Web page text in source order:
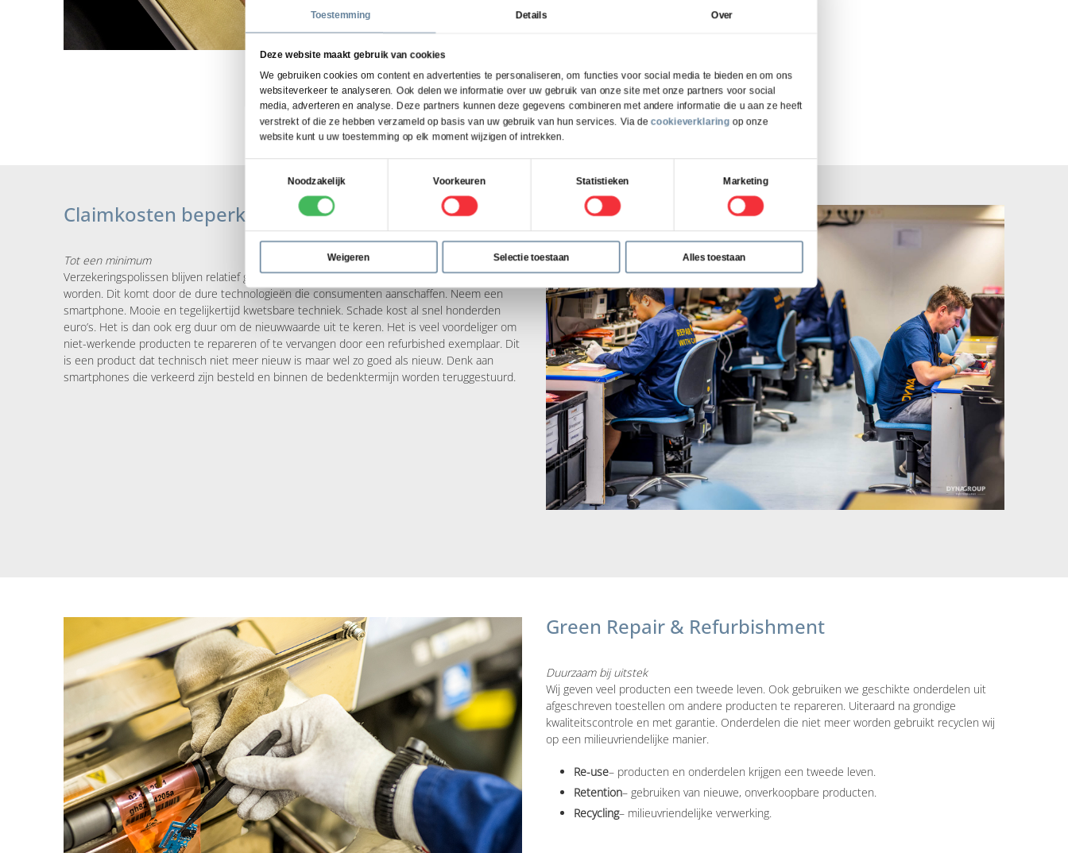
Toestemming Details Over
Deze website maakt gebruik van cookies
We gebruiken cookies om content en advertenties te personaliseren, om functies voor social media te bieden en om ons
websiteverkeer te analyseren. Ook delen we informatie over uw gebruik van onze site met onze partners voor social
media, adverteren en analyse. Deze partners kunnen deze gegevens combineren met andere informatie die u aan ze heeft
verstrekt of die ze hebben verzameld op basis van uw gebruik van hun services. Via decookieverklaring op onze
website kunt u uw toestemming op elk moment wijzigen of intrekken.
Noodzakelijk Voorkeuren Statistieken Marketing
Weigeren Selectie toestaan Alles toestaan
Keukenapparatuur
Koffiemachines
Elektrische fietsen en steps
Claimkosten beperken
Tot een minimum
Verzekeringspolissen blijven relatief goedkoop terwijl de schadeclaims steeds hoger
worden. Dit komt door de dure technologieën die consumenten aanschaffen. Neem een
smartphone. Mooie en tegelijkertijd kwetsbare techniek. Schade kost al snel honderden
euro’s. Het is dan ook erg duur om de nieuwwaarde uit te keren. Het is veel voordeliger om
niet-werkende producten te repareren of te vervangen door een refurbished exemplaar. Dit
is een product dat technisch niet meer nieuw is maar wel zo goed als nieuw. Denk aan
smartphones die verkeerd zijn besteld en binnen de bedenktermijn worden teruggestuurd.
Green Repair & Refurbishment
Duurzaam bij uitstek
Wij geven veel producten een tweede leven. Ook gebruiken we geschikte onderdelen uit
afgeschreven toestellen om andere producten te repareren. Uiteraard na grondige
kwaliteitscontrole en met garantie. Onderdelen die niet meer worden gebruikt recyclen wij
op een milieuvriendelijke manier.
Re-use– producten en onderdelen krijgen een tweede leven.
Retention– gebruiken van nieuwe, onverkoopbare producten.
Recycling– milieuvriendelijke verwerking.